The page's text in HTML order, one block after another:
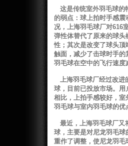
这是传统室外羽毛球的
的弱点：球上拍时手感
况，上海羽毛球厂对616
弹性体替代了原来的球
性；其次是改变了球头
触面，减少了击球时手
羽毛球在空中的飞行速度
上海羽毛球厂经过改进
球，目前已投放市场。
相比，上拍手感较好，
羽毛球与室内羽毛球的优
最近，上海羽毛球厂又
球，主要是对尼龙羽毛
重作了调整，使尼龙羽